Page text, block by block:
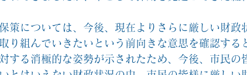
については、今後、現在よりさらに厳しい財政
り組んでいきたいという前向きな意思を確認する
する消極的な姿勢が示されたため、今後、市民の